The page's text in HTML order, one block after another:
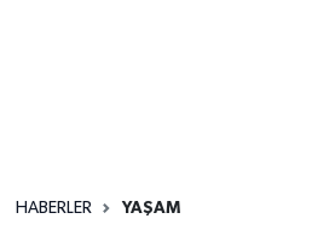
HABERLER YAŞAM